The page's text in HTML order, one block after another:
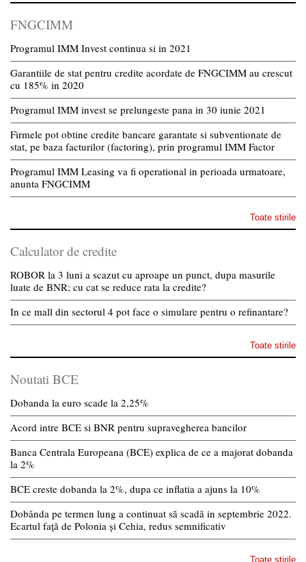
FNGCIMM
Programul IMM Invest continua si in 2021
Garantiile de stat pentru credite acordate de FNGCIMM au crescut
cu 185% in 2020
Programul IMM invest se prelungeste pana in 30 iunie 2021
Firmele pot obtine credite bancare garantate si subventionate de
stat, pe baza facturilor (factoring), prin programul IMM Factor
Programul IMM Leasing va fi operational in perioada urmatoare,
anunta FNGCIMM
Toate stirile
Calculator de credite
ROBOR la 3 luni a scazut cu aproape un punct, dupa masurile
luate de BNR; cu cat se reduce rata la credite?
In ce mall din sectorul 4 pot face o simulare pentru o refinantare?
Toate stirile
Noutati BCE
Dobanda la euro scade la 2,25%
Acord intre BCE si BNR pentru supravegherea bancilor
Banca Centrala Europeana (BCE) explica de ce a majorat dobanda
la 2%
BCE creste dobanda la 2%, dupa ce inflatia a ajuns la 10%
Dobânda pe termen lung a continuat să scadă in septembrie 2022.
Ecartul față de Polonia și Cehia, redus semnificativ
Toate stirile